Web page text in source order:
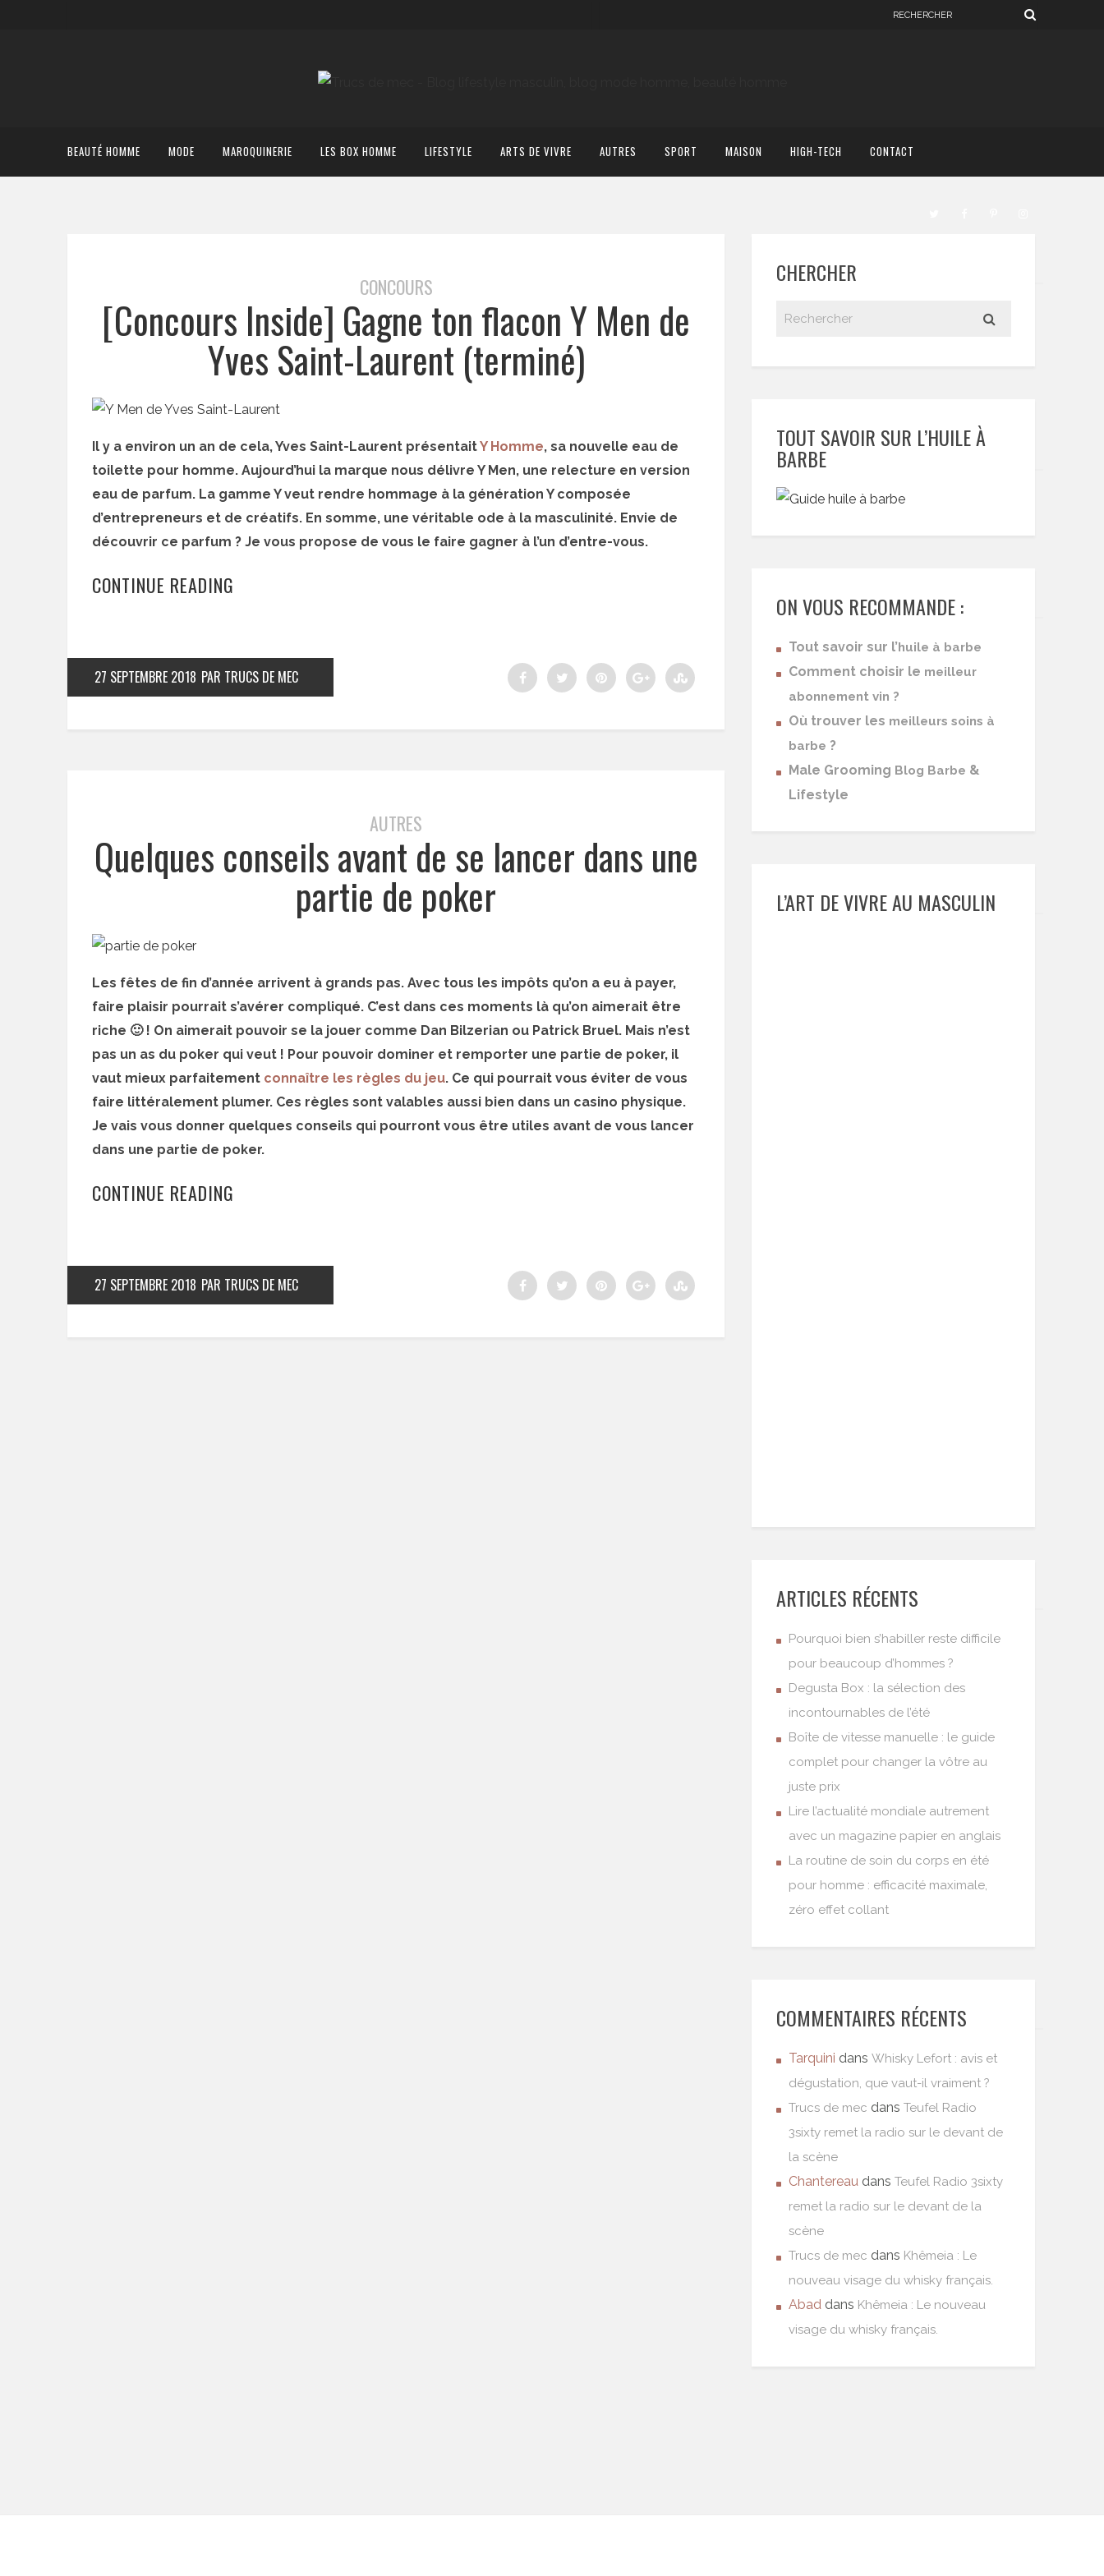
BEAUTÉ HOMME MODE MAROQUINERIE LES BOX HOMME LIFESTYLE ARTS DE VIVRE AUTRES SPORT MAISON HIGH-TECH CONTACT
CONCOURS
[Concours Inside] Gagne ton flacon Y Men de
Yves Saint-Laurent (terminé)
Il y a environ un an de cela, Yves Saint-Laurent présentaitY Homme, sa nouvelle eau de
toilette pour homme. Aujourd’hui la marque nous délivre Y Men, une relecture en version
eau de parfum. La gamme Y veut rendre hommage à la génération Y composée
d’entrepreneurs et de créatifs. En somme, une véritable ode à la masculinité. Envie de
découvrir ce parfum ? Je vous propose de vous le faire gagner à l’un d’entre-vous.
CONTINUE READING
27 SEPTEMBRE 2018 PAR TRUCS DE MEC
AUTRES
Quelques conseils avant de se lancer dans une
partie de poker
Les fêtes de fin d’année arrivent à grands pas. Avec tous les impôts qu’on a eu à payer,
faire plaisir pourrait s’avérer compliqué. C’est dans ces moments là qu’on aimerait être
riche 🙂 ! On aimerait pouvoir se la jouer comme Dan Bilzerian ou Patrick Bruel. Mais n’est
pas un as du poker qui veut ! Pour pouvoir dominer et remporter une partie de poker, il
vaut mieux parfaitement connaître les règles du jeu. Ce qui pourrait vous éviter de vous
faire littéralement plumer. Ces règles sont valables aussi bien dans un casino physique.
Je vais vous donner quelques conseils qui pourront vous être utiles avant de vous lancer
dans une partie de poker.
CONTINUE READING
27 SEPTEMBRE 2018 PAR TRUCS DE MEC
CHERCHER
TOUT SAVOIR SUR L’HUILE À
BARBE
ON VOUS RECOMMANDE :
Tout savoir sur l’huile à barbe
Comment choisir le meilleur
abonnement vin ?
Où trouver les meilleurs soins à
barbe ?
Male Grooming Blog Barbe &
Lifestyle
L’ART DE VIVRE AU MASCULIN
ARTICLES RÉCENTS
Pourquoi bien s’habiller reste difficile
pour beaucoup d’hommes ?
Degusta Box : la sélection des
incontournables de l’été
Boîte de vitesse manuelle : le guide
complet pour changer la vôtre au
juste prix
Lire l’actualité mondiale autrement
avec un magazine papier en anglais
La routine de soin du corps en été
pour homme : efficacité maximale,
zéro effet collant
COMMENTAIRES RÉCENTS
Tarquini dans Whisky Lefort : avis et
dégustation, que vaut-il vraiment ?
Trucs de mec dans Teufel Radio
3sixty remet la radio sur le devant de
la scène
Chantereau dans Teufel Radio 3sixty
remet la radio sur le devant de la
scène
Trucs de mec dans Khêmeia : Le
nouveau visage du whisky français.
Abad dans Khêmeia : Le nouveau
visage du whisky français.